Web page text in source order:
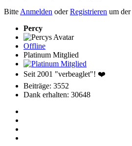
BitteAnmelden oderRegistrieren um
Percy
Offline
Platinum Mitglied
Seit 2001 "verbeaglet"! ❤️
Beiträge: 3552
Dank erhalten: 30648